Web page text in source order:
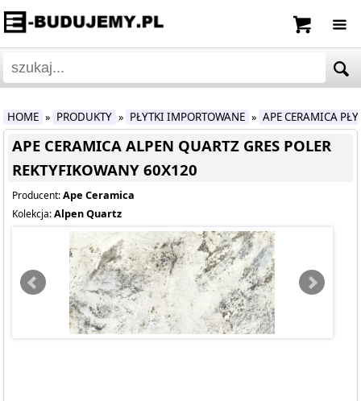
HOME » PRODUKTY » PŁYTKI IMPORTOWANE » APE CERAMICA
APE CERAMICA ALPEN QUARTZ GRES POLER
REKTYFIKOWANY 60X120
Producent:Ape Ceramica
Kolekcja:Alpen Quartz